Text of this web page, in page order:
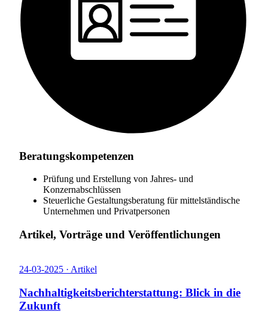
Beratungskompetenzen
Prüfung und Erstellung von Jahres- und
Konzernabschlüssen
Steuerliche Gestaltungsberatung für mittelständische
Unternehmen und Privatpersonen
Artikel, Vorträge und Veröffentlichungen
24-03-2025 · Artikel
Nachhaltigkeitsberichterstattung: Blick in die
Zukunft